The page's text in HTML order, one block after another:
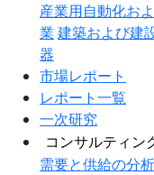
産業用自動化お
業 建築および建
器
市場レポート
レポート一覧
一次研究
コンサルティン
需要と供給の分析